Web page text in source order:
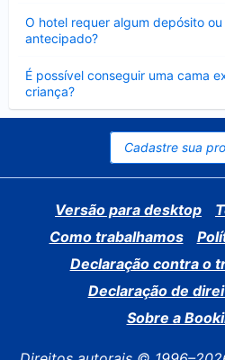
O hotel requer algum depósito
antecipado?
É possível conseguir uma cama
criança?
Contraído
Cadastre sua
Versão para desktop
Como trabalhamos
Declaração contra o
Declaração de
Sobre a